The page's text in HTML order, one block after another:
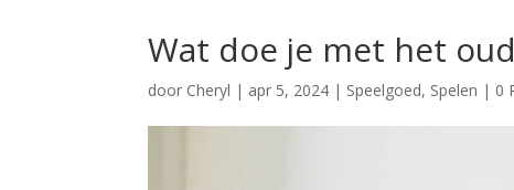
Wat doe je met het
door Cheryl | apr 5, 2024 | Speelgoed, Spelen | 0